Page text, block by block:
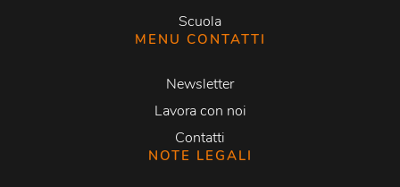
Scuola
MENU CONTATTI
Newsletter
Lavora con noi
Contatti
NOTE LEGALI